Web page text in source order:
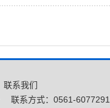
联系我们
联系方式：0561-6077291